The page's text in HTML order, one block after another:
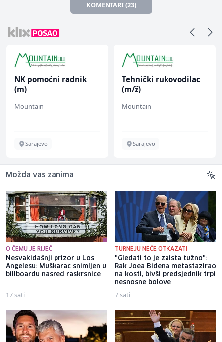
KOMENTARI (23)
NK pomoćni radnik
(m)
Mountain
Sarajevo
Tehnički rukovodilac
(m/ž)
Mountain
Sarajevo
Možda vas zanima
O ČEMU JE RIJEČ
Nesvakidašnji prizor u Los
Angelesu: Muškarac snimljen u
billboardu nasred raskrsnice
17 sati
TURNEJU NEĆE OTKAZATI
"Gledati to je zaista tužno":
Rak Joea Bidena metastazirao
na kosti, bivši predsjednik trpi
nesnosne bolove
7 sati